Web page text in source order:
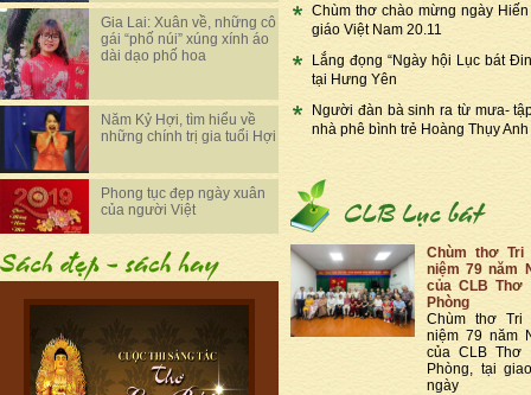
Gia Lai: Xuân về, những cô
gái “phố núi” xúng xính áo
dài dạo phố hoa
Năm Kỷ Hợi, tìm hiểu về
những chính trị gia tuổi Hợi
Phong tục đẹp ngày xuân
của người Việt
Chùm thơ chào mừng ngày
giáo Việt Nam 20.11
Lắng đọng “Ngày hội Lục bát
tại Hưng Yên
Người đàn bà sinh ra từ mưa-
nhà phê bình trẻ Hoàng Thụy Anh
Chùm thơ Tri
niệm 79 năm
của CLB Thơ
Phòng
Chùm thơ Tri
niệm 79 năm
của CLB Thơ
Phòng, tại
ngày